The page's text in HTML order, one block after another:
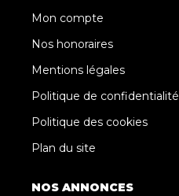
Mon compte
Nos honoraires
Mentions légales
Politique de confidentialité
Politique des cookies
Plan du site
NOS ANNONCES